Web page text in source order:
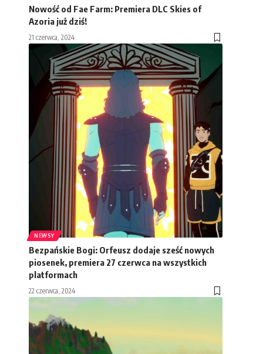
Nowość od Fae Farm: Premiera DLC Skies of
Azoria już dziś!
21 czerwca, 2024
NEWSY
Bezpańskie Bogi: Orfeusz dodaje sześć nowych
piosenek, premiera 27 czerwca na wszystkich
platformach
22 czerwca, 2024